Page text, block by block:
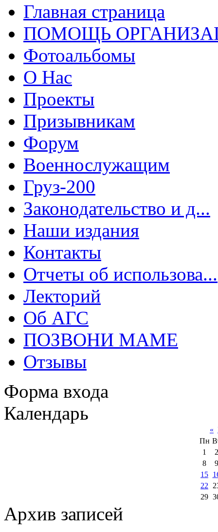
Главная страница
ПОМОЩЬ
Фотоальбомы
О Нас
Проекты
Призывникам
Форум
Военнослужащим
Груз-200
Законодательство и д...
Наши издания
Контакты
Отчеты об использова...
Лекторий
Об АГС
ПОЗВОНИ МАМЕ
Отзывы
Форма входа
Календарь
«
Пн
1
2
8
9
15
22
29
Архив записей